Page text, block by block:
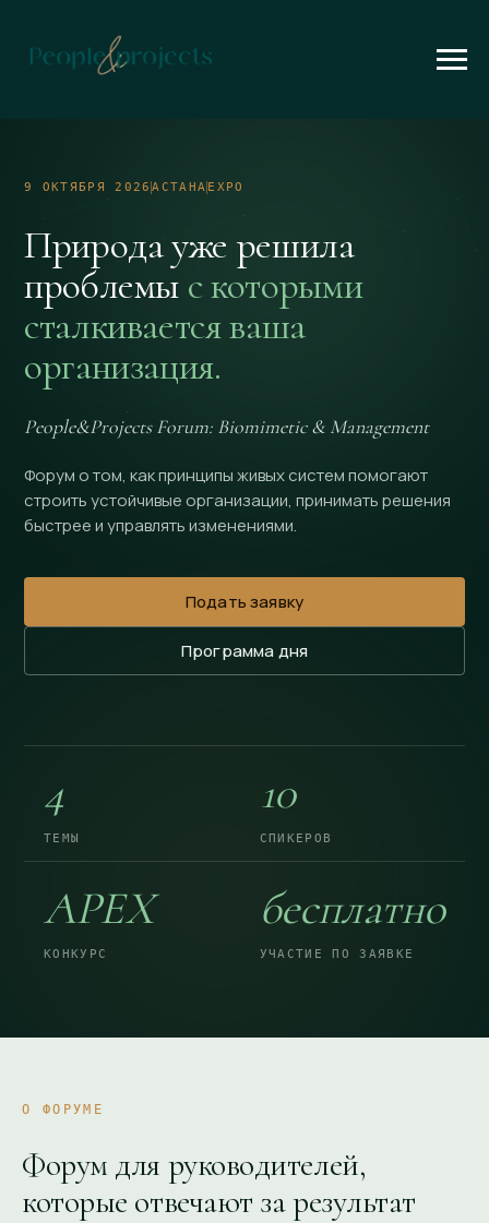
9 ОКТЯБРЯ 2026 АСТАНА EXPO
Природа уже решила
проблемы с которыми
сталкивается ваша
организация.
People&Projects Forum: Biomimetic & Management
Форум о том, как принципы живых систем помогают
строить устойчивые организации, принимать решения
быстрее и управлять изменениями.
Подать заявку
Программа дня
4
ТЕМЫ
10
СПИКЕРОВ
APEX
КОНКУРС
бесплатно
УЧАСТИЕ ПО ЗАЯВКЕ
О ФОРУМЕ
Форум для руководителей,
которые отвечают за результат